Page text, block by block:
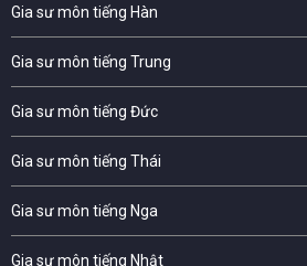
Gia sư môn tiếng Hàn
Gia sư môn tiếng Trung
Gia sư môn tiếng Đức
Gia sư môn tiếng Thái
Gia sư môn tiếng Nga
Gia sư môn tiếng Nhật